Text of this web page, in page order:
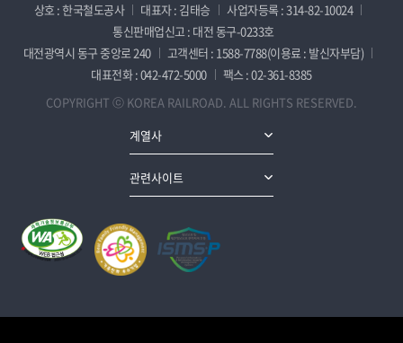
상호 : 한국철도공사 대표자 : 김태승
사업자등록 : 314-82-10024
통신판매업신고 : 대전 동구-0233호
대전광역시 동구 중앙로 240
고객센터 : 1588-7788(이용료 : 발신자부담)
대표전화 : 042-472-5000
팩스 : 02-361-8385
COPYRIGHT ⓒ KOREA RAILROAD. ALL RIGHTS RESERVED.
계열사
관련사이트